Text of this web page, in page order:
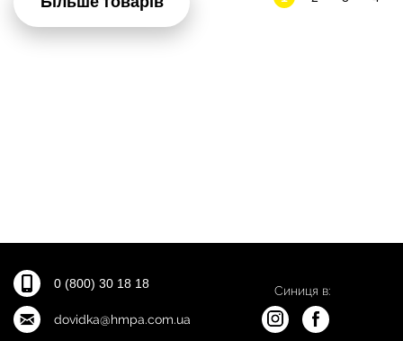
0 (800) 30 18 18
dovidka@hmpa.com.ua
Синиця в: